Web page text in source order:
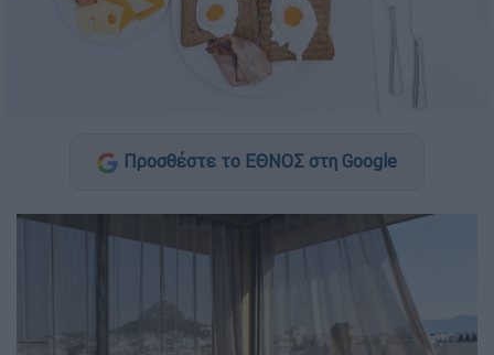
Προσθέστε το ΕΘΝΟΣ στη Google